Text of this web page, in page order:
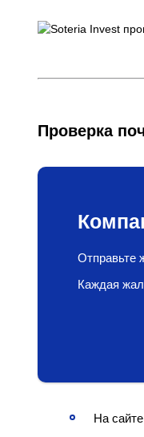
Проверка
Отправьте
Каждая
На